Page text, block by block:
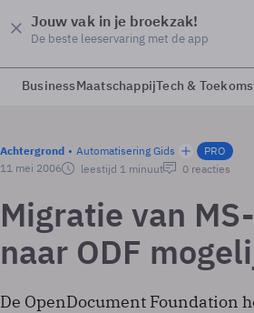
Jouw vak in je broekzak!
De beste leeservaring met de app
BusinessMaatschappijTech &
Achtergrond Automatisering Gids
PRO
11 mei 2006
leestijd 1 minuut 0 reacties
Migratie van
naar ODF
De OpenDocument Foundation